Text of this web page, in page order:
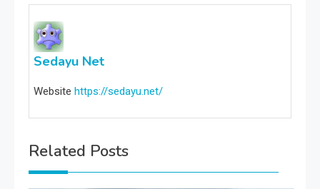
Sedayu Net
Website https://sedayu.net/
Related Posts